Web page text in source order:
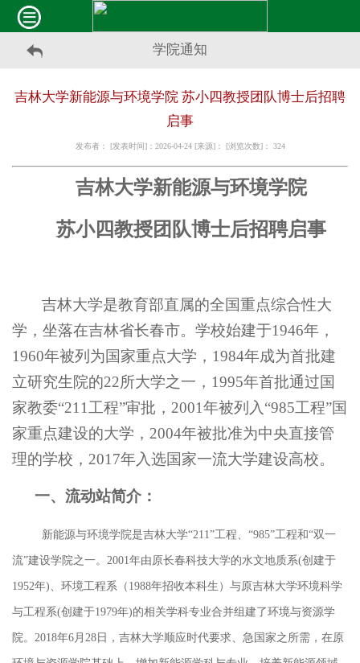
学院通知
吉林大学新能源与环境学院 苏小四教授团队博士后招聘
启事
发布者： [发表时间]：2026-04-24 [来源]： [浏览次数]： 324
吉林大学新能源与环境学院
苏小四教授团队博士后招聘启事
吉林大学是教育部直属的全国重点综合性大
学，坐落在吉林省长春市。学校始建于1946年，
1960年被列为国家重点大学，1984年成为首批建
立研究生院的22所大学之一，1995年首批通过国
家教委“211工程”审批，2001年被列入“985工程”国
家重点建设的大学，2004年被批准为中央直接管
理的学校，2017年入选国家一流大学建设高校。
一、流动站简介：
新能源与环境学院是吉林大学“211”工程、“985”工程和“双一
流”建设学院之一。2001年由原长春科技大学的水文地质系(创建于
1952年)、环境工程系（1988年招收本科生）与原吉林大学环境科学
与工程系(创建于1979年)的相关学科专业合并组建了环境与资源学
院。2018年6月28日，吉林大学顺应时代要求、急国家之所需，在原